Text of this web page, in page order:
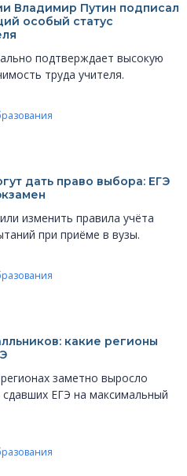
Владимир Путин подписал
особый статус
подтверждает высокую
труда учителя.
дать право выбора: ЕГЭ
изменить правила учёта
при приёме в вузы.
какие регионы
заметно выросло
сдавших ЕГЭ на максимальный